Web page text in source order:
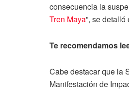
consecuencia la
Tren Maya”, se
Te recomendamos
Cabe destacar que la
Manifestación de